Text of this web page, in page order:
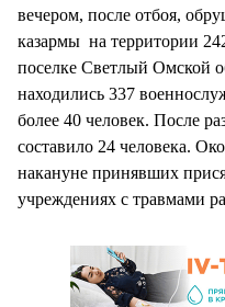
вечером, после отбоя,
казармы на территории
поселке Светлый Омской
находились 337
более 40 человек. После
составило 24 человека.
накануне принявших
учреждениях с травмами